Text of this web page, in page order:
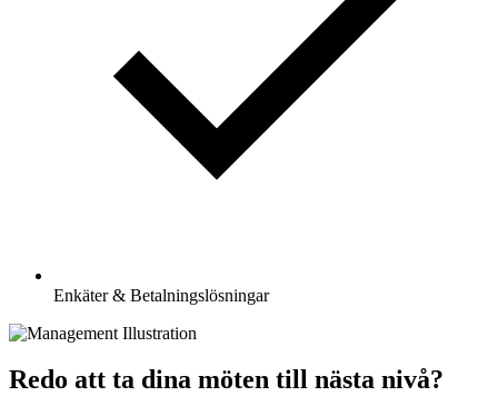
Enkäter & Betalningslösningar
Redo att ta dina möten till nästa nivå?